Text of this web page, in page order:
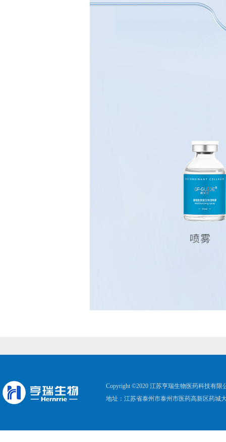
Copyright ©2020 江苏亨瑞生物医药科技有限
地址：江苏省泰州市泰州市医药高新区药城